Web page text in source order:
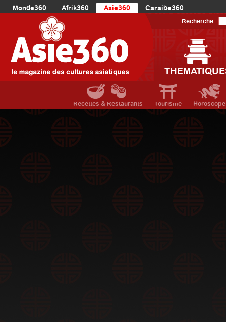
Monde360 Afrik360 Asie360
Caraibe360
Europe360
AmériqueDuNord360
Océanie360
Recherche :
Recettes & Restaurants Tourisme Horoscope